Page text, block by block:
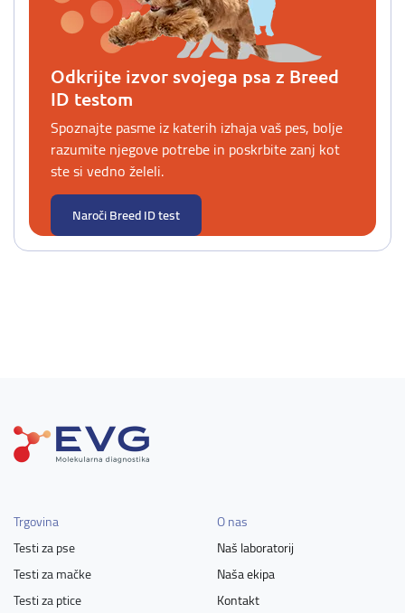
Odkrijte izvor svojega psa z Breed
ID testom
Spoznajte pasme iz katerih izhaja vaš pes, bolje
razumite njegove potrebe in poskrbite zanj kot
ste si vedno želeli.
Naroči Breed ID test
Trgovina
Testi za pse
Testi za mačke
Testi za ptice
O nas
Naš laboratorij
Naša ekipa
Kontakt